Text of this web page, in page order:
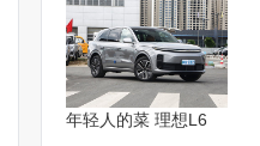
年轻人的菜 理想L6